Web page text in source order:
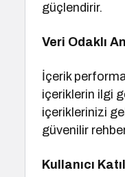
güçlendirir.
Veri Odaklı
İçerik
içeriklerin ilgi
içeriklerinizi
güvenilir
Kullanıcı